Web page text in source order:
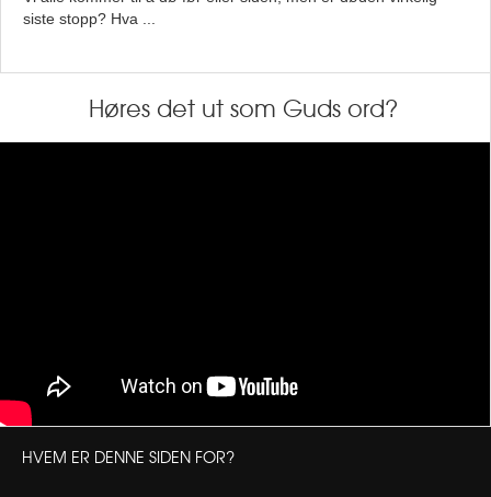
siste stopp? Hva ...
Høres det ut som Guds ord?
HVEM ER DENNE SIDEN FOR?